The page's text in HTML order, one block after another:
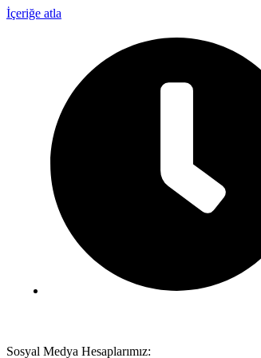
İçeriğe atla
Sosyal Medya Hesaplarımız: